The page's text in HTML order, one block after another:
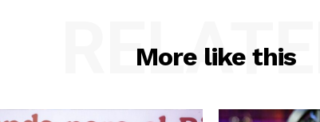
More like this
RELATED